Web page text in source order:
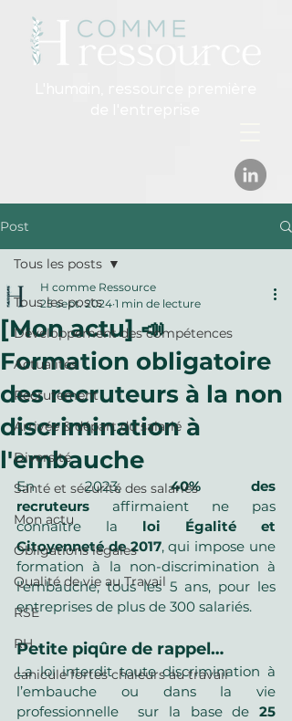
Post
Tous les posts
Développement des compétences
Actualités
Recrutement
Arrivée & départ du salarié
Diversité
Santé et sécurité des salariés
Mon actu
Obligations légales
Qualité de vie au Travail
RSE
RH
canicule fortes chaleurs au travail
Tous les posts
[Mon actu] 📣
Formation obligatoire
des recruteurs à la non
discrimination à
l'embauche
H comme Ressource
25 sept. 2024 1 min de lecture
En 2023, 40% des
recruteurs affirmaient ne pas
connaître la loi Égalité et
Citoyenneté de 2017, qui impose une
formation à la non-discrimination à
l’embauche, tous les 5 ans, pour les
entreprises de plus de 300 salariés.
Petite piqûre de rappel…
La loi interdit toute discrimination à
l’embauche ou dans la vie
professionnelle  sur la base de 25